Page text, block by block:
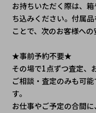
お持ちいただく際は、
ち込みください。付属
ことで、次のお客様への
★事前予約不要★
その場で1点ずつ査定、
ご相談・査定のみも可
す。
お仕事やご予定の合間に